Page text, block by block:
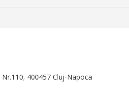
400457 Cluj-Napoca